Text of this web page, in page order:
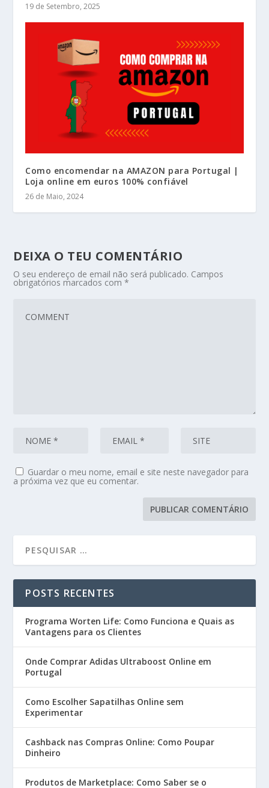
19 de Setembro, 2025
Como encomendar na AMAZON para Portugal |
Loja online em euros 100% confiável
26 de Maio, 2024
DEIXA O TEU COMENTÁRIO
O seu endereço de email não será publicado. Campos
obrigatórios marcados com*
Guardar o meu nome, email e site neste navegador para
a próxima vez que eu comentar.
POSTS RECENTES
Programa Worten Life: Como Funciona e Quais as
Vantagens para os Clientes
Onde Comprar Adidas Ultraboost Online em
Portugal
Como Escolher Sapatilhas Online sem
Experimentar
Cashback nas Compras Online: Como Poupar
Dinheiro
Produtos de Marketplace: Como Saber se o